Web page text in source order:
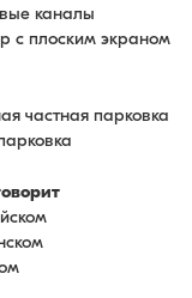
каналы
с плоским экраном
частная парковка